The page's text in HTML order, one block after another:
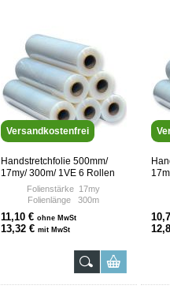
Versandkostenfrei
Handstretchfolie 500mm/
17my/ 300m/ 1VE 6 Rollen
Folienstärke 17my
Folienlänge 300m
Rollenbreit 500mm
Rollengewicht 2,58kg
Foliengewicht 2,34kg
Reißfestigkeit
11,10 € ohne MwSt
13,32 € mit MwSt